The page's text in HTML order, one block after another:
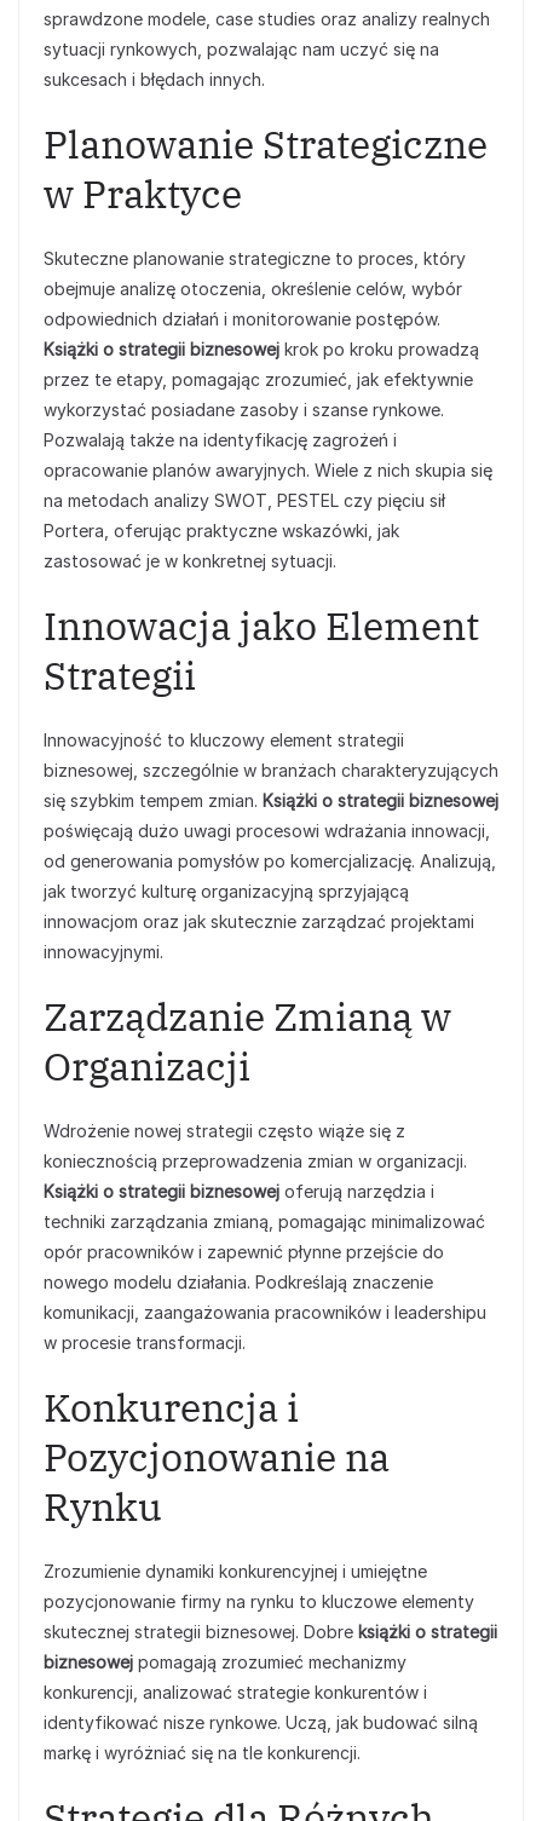
sprawdzone modele, case studies oraz analizy realnych
sytuacji rynkowych, pozwalając nam uczyć się na
sukcesach i błędach innych.
Planowanie Strategiczne
w Praktyce
Skuteczne planowanie strategiczne to proces, który
obejmuje analizę otoczenia, określenie celów, wybór
odpowiednich działań i monitorowanie postępów.
Książki o strategii biznesowej krok po kroku prowadzą
przez te etapy, pomagając zrozumieć, jak efektywnie
wykorzystać posiadane zasoby i szanse rynkowe.
Pozwalają także na identyfikację zagrożeń i
opracowanie planów awaryjnych. Wiele z nich skupia się
na metodach analizy SWOT, PESTEL czy pięciu sił
Portera, oferując praktyczne wskazówki, jak
zastosować je w konkretnej sytuacji.
Innowacja jako Element
Strategii
Innowacyjność to kluczowy element strategii
biznesowej, szczególnie w branżach charakteryzujących
się szybkim tempem zmian. Książki o strategii biznesowej
poświęcają dużo uwagi procesowi wdrażania innowacji,
od generowania pomysłów po komercjalizację. Analizują,
jak tworzyć kulturę organizacyjną sprzyjającą
innowacjom oraz jak skutecznie zarządzać projektami
innowacyjnymi.
Zarządzanie Zmianą w
Organizacji
Wdrożenie nowej strategii często wiąże się z
koniecznością przeprowadzenia zmian w organizacji.
Książki o strategii biznesowej oferują narzędzia i
techniki zarządzania zmianą, pomagając minimalizować
opór pracowników i zapewnić płynne przejście do
nowego modelu działania. Podkreślają znaczenie
komunikacji, zaangażowania pracowników i leadershipu
w procesie transformacji.
Konkurencja i
Pozycjonowanie na
Rynku
Zrozumienie dynamiki konkurencyjnej i umiejętne
pozycjonowanie firmy na rynku to kluczowe elementy
skutecznej strategii biznesowej. Dobre książki o strategii
biznesowej pomagają zrozumieć mechanizmy
konkurencji, analizować strategie konkurentów i
identyfikować nisze rynkowe. Uczą, jak budować silną
markę i wyróżniać się na tle konkurencji.